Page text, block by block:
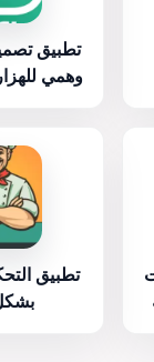
تطبيق
وهمي
تطبيق